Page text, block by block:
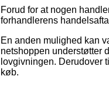
Forud for at nogen
forhandlerens
En anden mulighed kan
netshoppen understøtter
lovgivningen. Derudover
køb.